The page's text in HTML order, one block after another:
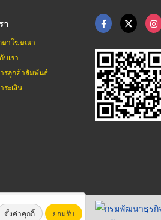
า
ษาโฆษณา
เรา
รลูกค้าสัมพันธ์
ระเงิน
จำกัด (มหาชน)
ตั้งค่าคุกกี้ ยอมรับ